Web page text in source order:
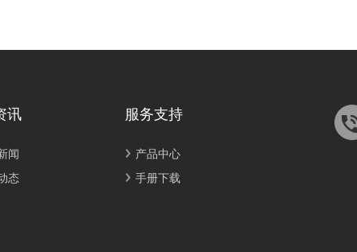
讯
闻
态
服务支持
产品中心
手册下载